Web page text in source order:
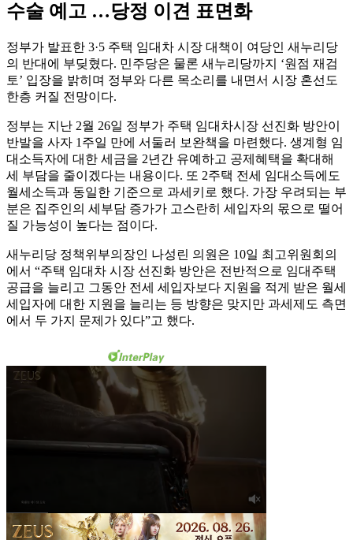
수술 예고 …당정 이견 표면화
정부가 발표한 3·5 주택 임대차 시장 대책이 여당인 새누리당
의 반대에 부딪혔다. 민주당은 물론 새누리당까지 ‘원점 재검
토’ 입장을 밝히며 정부와 다른 목소리를 내면서 시장 혼선도
한층 커질 전망이다.
정부는 지난 2월 26일 정부가 주택 임대차시장 선진화 방안이
반발을 사자 1주일 만에 서둘러 보완책을 마련했다. 생계형 임
대소득자에 대한 세금을 2년간 유예하고 공제혜택을 확대해
세 부담을 줄이겠다는 내용이다. 또 2주택 전세 임대소득에도
월세소득과 동일한 기준으로 과세키로 했다. 가장 우려되는 부
분은 집주인의 세부담 증가가 고스란히 세입자의 몫으로 떨어
질 가능성이 높다는 점이다.
새누리당 정책위부의장인 나성린 의원은 10일 최고위원회의
에서 “주택 임대차 시장 선진화 방안은 전반적으로 임대주택
공급을 늘리고 그동안 전세 세입자보다 지원을 적게 받은 월세
세입자에 대한 지원을 늘리는 등 방향은 맞지만 과세제도 측면
에서 두 가지 문제가 있다”고 했다.